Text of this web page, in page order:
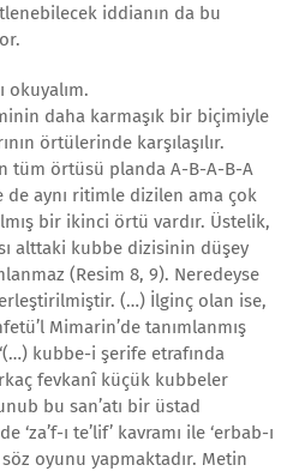
iddianın da bu
okuyalım.
daha karmaşık bir biçimiyle
örtülerinde karşılaşılır.
tüm örtüsü planda A-B-A-B-A
aynı ritimle dizilen ama çok
bir ikinci örtü vardır. Üstelik,
alttaki kubbe dizisinin düşey
(Resim 8, 9). Neredeyse
(…) İlginç olan ise,
Mimarin’de tanımlanmış
kubbe-i şerife etrafında
fevkanî küçük kubbeler
bu san’atı bir üstad
ı te’lif’ kavramı ile ‘erbab-ı
oyunu yapmaktadır. Metin